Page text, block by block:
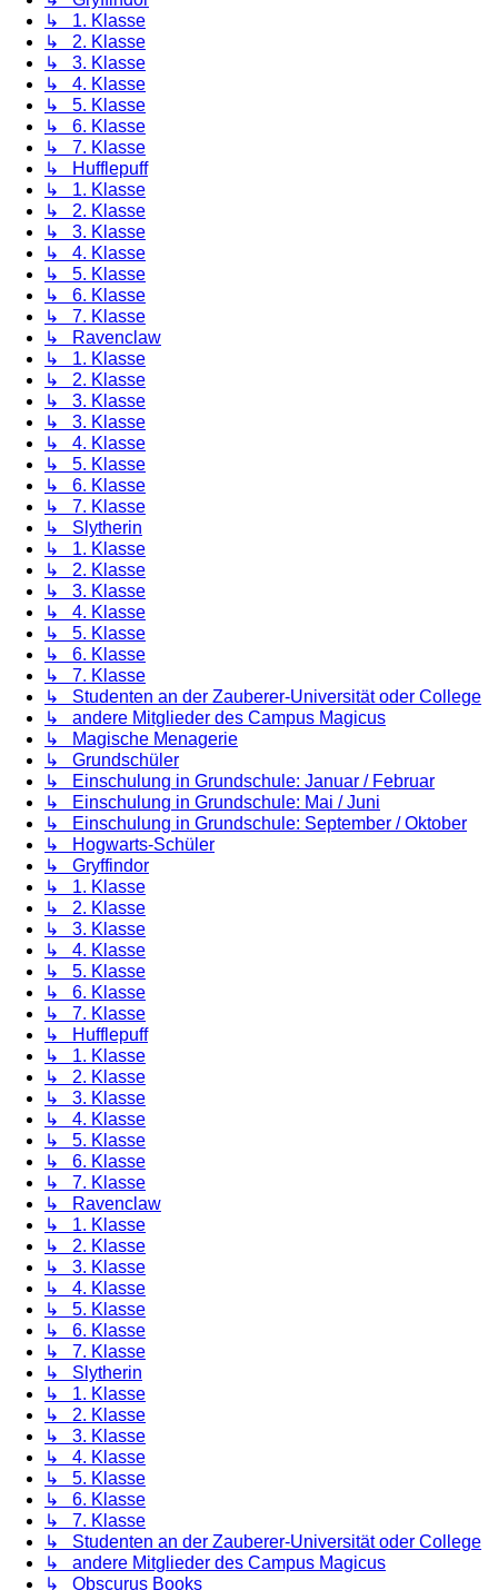
↳ 1. Klasse
↳ 2. Klasse
↳ 3. Klasse
↳ 4. Klasse
↳ 5. Klasse
↳ 6. Klasse
↳ 7. Klasse
↳ Hufflepuff
↳ 1. Klasse
↳ 2. Klasse
↳ 3. Klasse
↳ 4. Klasse
↳ 5. Klasse
↳ 6. Klasse
↳ 7. Klasse
↳ Ravenclaw
↳ 1. Klasse
↳ 2. Klasse
↳ 3. Klasse
↳ 3. Klasse
↳ 4. Klasse
↳ 5. Klasse
↳ 6. Klasse
↳ 7. Klasse
↳ Slytherin
↳ 1. Klasse
↳ 2. Klasse
↳ 3. Klasse
↳ 4. Klasse
↳ 5. Klasse
↳ 6. Klasse
↳ 7. Klasse
↳ Studenten an der Zauberer-Universität oder College
↳ andere Mitglieder des Campus Magicus
↳ Magische Menagerie
↳ Grundschüler
↳ Einschulung in Grundschule: Januar / Februar
↳ Einschulung in Grundschule: Mai / Juni
↳ Einschulung in Grundschule: September / Oktober
↳ Hogwarts-Schüler
↳ Gryffindor
↳ 1. Klasse
↳ 2. Klasse
↳ 3. Klasse
↳ 4. Klasse
↳ 5. Klasse
↳ 6. Klasse
↳ 7. Klasse
↳ Hufflepuff
↳ 1. Klasse
↳ 2. Klasse
↳ 3. Klasse
↳ 4. Klasse
↳ 5. Klasse
↳ 6. Klasse
↳ 7. Klasse
↳ Ravenclaw
↳ 1. Klasse
↳ 2. Klasse
↳ 3. Klasse
↳ 4. Klasse
↳ 5. Klasse
↳ 6. Klasse
↳ 7. Klasse
↳ Slytherin
↳ 1. Klasse
↳ 2. Klasse
↳ 3. Klasse
↳ 4. Klasse
↳ 5. Klasse
↳ 6. Klasse
↳ 7. Klasse
↳ Studenten an der Zauberer-Universität oder College
↳ andere Mitglieder des Campus Magicus
↳ Obscurus Books